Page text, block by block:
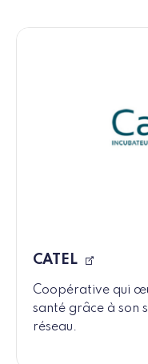
CATEL
Coopérative qui
santé grâce à son
réseau.